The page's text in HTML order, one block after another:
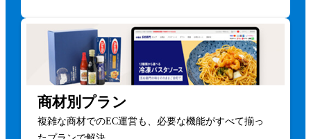
商材別プラン
複雑な商材でのEC運営も、必要な機能がすべて揃っ